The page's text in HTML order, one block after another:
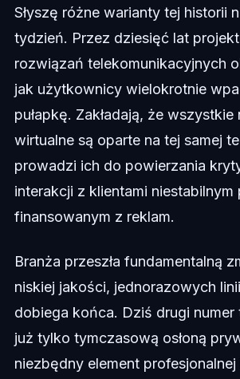
Słyszę różne warianty tej historii
tydzień. Przez dziesięć lat
rozwiązań telekomunikacyjnych
jak użytkownicy wielokrotnie
pułapkę. Zakładają, że wszystkie
wirtualne są oparte na tej samej
prowadzi ich do powierzania
interakcji z klientami niestabilnym
finansowanym z reklam.
Branża przeszła fundamentalną
niskiej jakości, jednorazowych
dobiega końca. Dziś drugi numer
już tylko tymczasową osłoną
niezbędny element